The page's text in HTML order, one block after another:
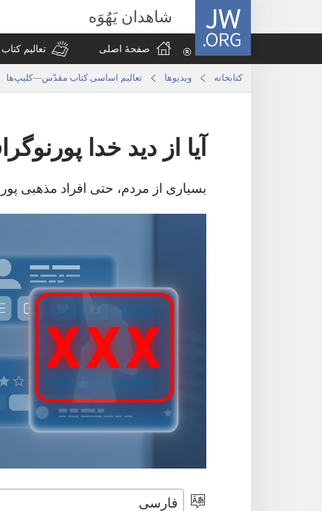
JW.ORG شاهدان یَهُوَه
صفحهٔ اصلی تعالیم
کتابخانه ویدیوها تعالیم اساسی کتاب مقدّس—‏کلیپ‌ها
آیا از دید خدا
بسیاری از مردم،‏ حتی افراد مذهبی
انتخاب